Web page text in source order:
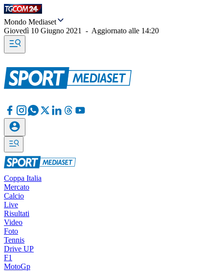
Mondo Mediaset
Giovedì 10 Giugno 2021
- Aggiornato alle 14:20
Coppa Italia
Mercato
Calcio
Live
Risultati
Video
Foto
Tennis
Drive UP
F1
MotoGp